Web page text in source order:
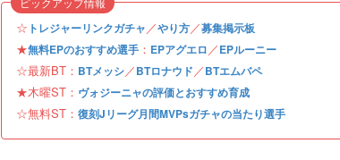
☆ トレジャーリンクガチャ／やり方／募集掲示板
★無料EPのおすすめ選手 ： EPアグエロ／EPルーニー
☆最新BT： BTメッシ／BTロナウド／BTエムバペ
★木曜ST： ヴォジーニャの評価とおすすめ育成
☆無料ST： 復刻Jリーグ月間MVPsガチャの当たり選手